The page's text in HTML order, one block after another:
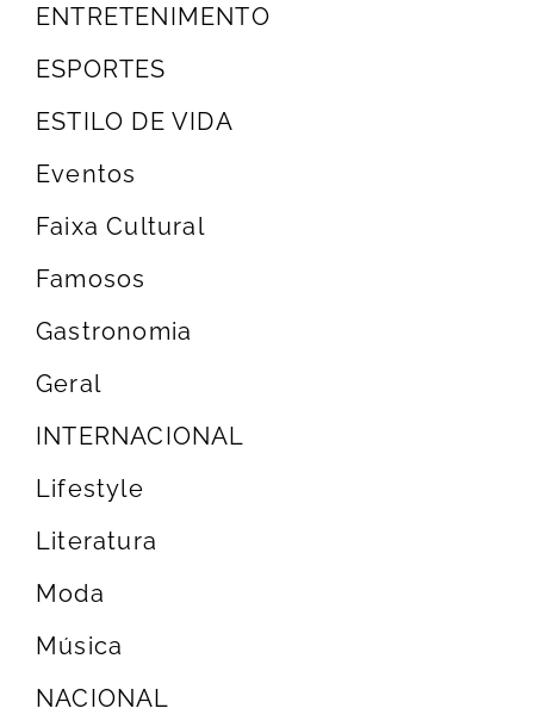
ENTRETENIMENTO
ESPORTES
ESTILO DE VIDA
Eventos
Faixa Cultural
Famosos
Gastronomia
Geral
INTERNACIONAL
Lifestyle
Literatura
Moda
Música
NACIONAL